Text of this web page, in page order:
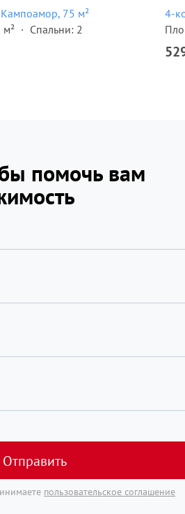
75 м²
м²
Спальни: 2
4-
помочь вам
Отправить
пользовательское соглашение